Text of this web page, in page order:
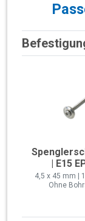
| E15
4,5 x 45 mm |
Ohne